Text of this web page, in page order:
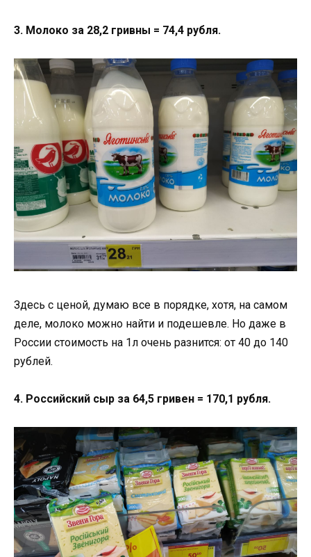
3. Молоко за 28,2 гривны = 74,4 рубля.
Здесь с ценой, думаю все в порядке, хотя, на самом
деле, молоко можно найти и подешевле. Но даже в
России стоимость на 1л очень разнится: от 40 до 140
рублей.
4. Российский сыр за 64,5 гривен = 170,1 рубля.